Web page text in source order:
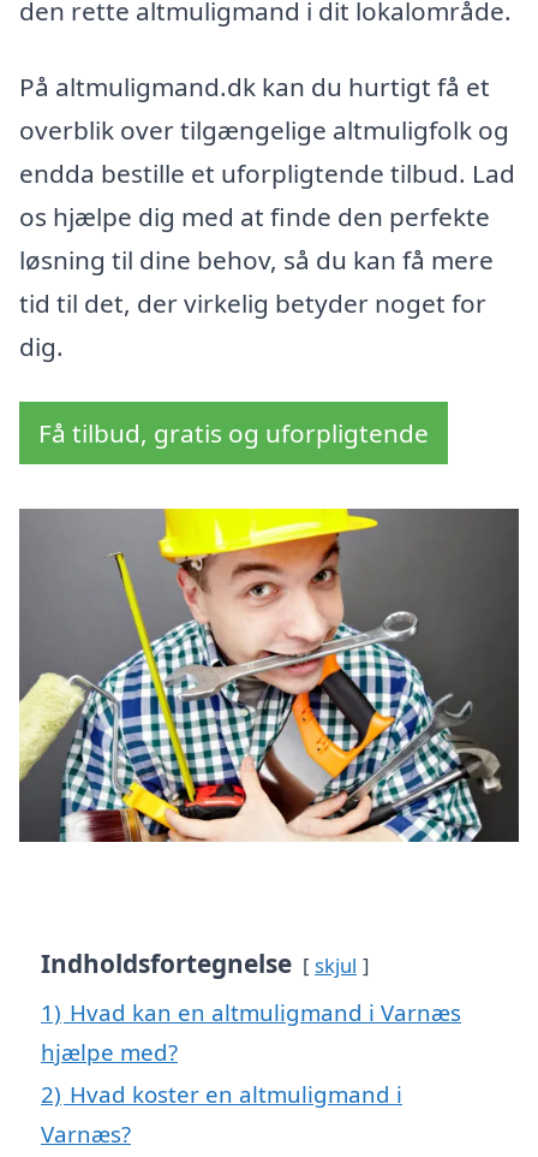
den rette altmuligmand i dit lokalområde.
På altmuligmand.dk kan du hurtigt få et
overblik over tilgængelige altmuligfolk og
endda bestille et uforpligtende tilbud. Lad
os hjælpe dig med at finde den perfekte
løsning til dine behov, så du kan få mere
tid til det, der virkelig betyder noget for
dig.
Få tilbud, gratis og uforpligtende
Indholdsfortegnelse skjul
1) Hvad kan en altmuligmand i Varnæs
hjælpe med?
2) Hvad koster en altmuligmand i
Varnæs?